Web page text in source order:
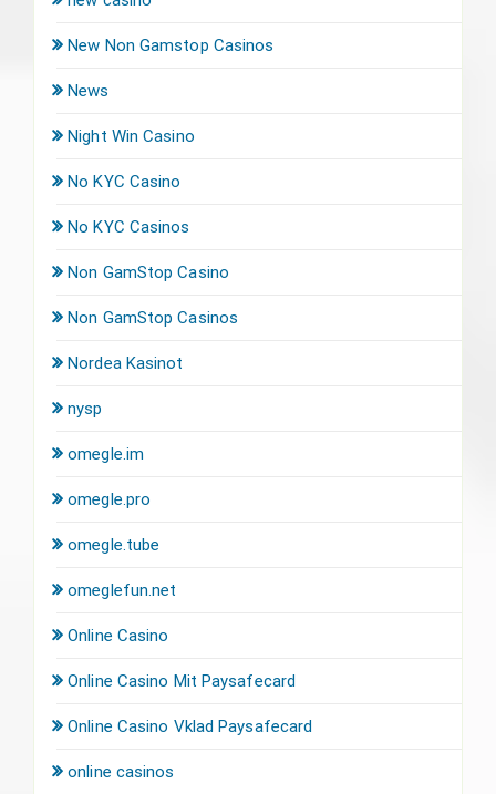
New Non Gamstop Casinos
News
Night Win Casino
No KYC Casino
No KYC Casinos
Non GamStop Casino
Non GamStop Casinos
Nordea Kasinot
nysp
omegle.im
omegle.pro
omegle.tube
omeglefun.net
Online Casino
Online Casino Mit Paysafecard
Online Casino Vklad Paysafecard
online casinos